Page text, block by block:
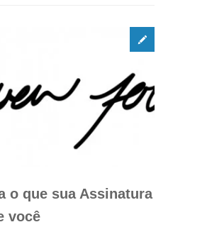
o que sua Assinatura
você